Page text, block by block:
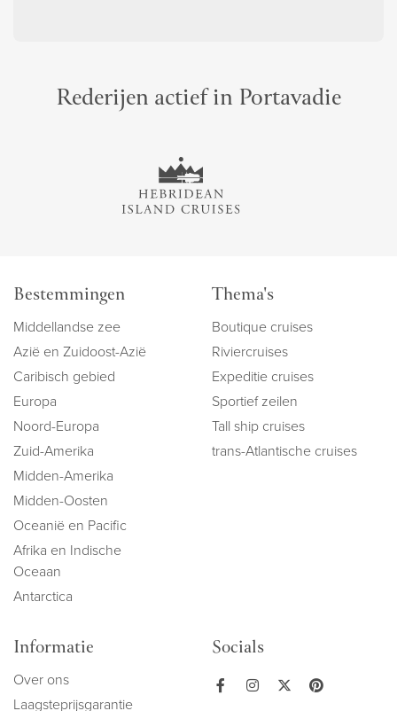
Rederijen actief in Portavadie
Bestemmingen
Middellandse zee
Azië en Zuidoost-Azië
Caribisch gebied
Europa
Noord-Europa
Zuid-Amerika
Midden-Amerika
Midden-Oosten
Oceanië en Pacific
Afrika en Indische
Oceaan
Antarctica
Thema's
Boutique cruises
Riviercruises
Expeditie cruises
Sportief zeilen
Tall ship cruises
trans-Atlantische cruises
Informatie
Over ons
Laagsteprijsgarantie
Socials